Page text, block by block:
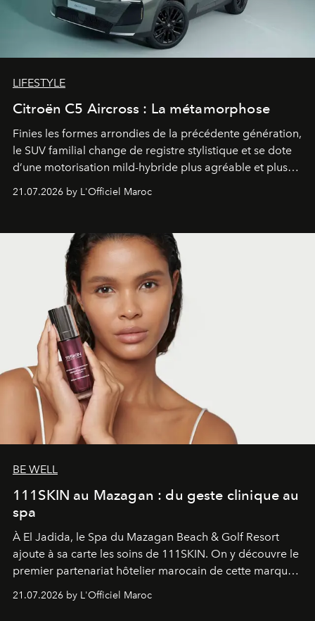
LIFESTYLE
Citroën C5 Aircross : La métamorphose
Finies les formes arrondies de la précédente génération,
le SUV familial change de registre stylistique et se dote
d’une motorisation mild-hybride plus agréable et plus
économe. à n’en pas douter, le nouveau C5 Aircross a
gagné en maturité.
21.07.2026 by L'Officiel Maroc
BE WELL
111SKIN au Mazagan : du geste clinique au
spa
À El Jadida, le Spa du Mazagan Beach & Golf Resort
ajoute à sa carte les soins de 111SKIN. On y découvre le
premier partenariat hôtelier marocain de cette marque
britannique, née dans un cabinet de chirurgie plastique
londonien et construite depuis autour d'un actif breveté,
21.07.2026 by L'Officiel Maroc